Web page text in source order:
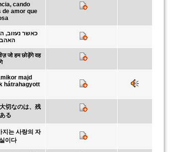
cando
de amor que
כאשר נעזוב,
जो हम छोड़ेंगे वह
majd
hátrahagyott
切なのは、残
る
지는 사랑의 자
이다